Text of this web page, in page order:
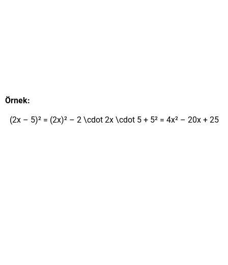
Örnek:
(2x – 5)² = (2x)² – 2 \cdot 2x \cdot 5 + 5² = 4x² – 20x + 25